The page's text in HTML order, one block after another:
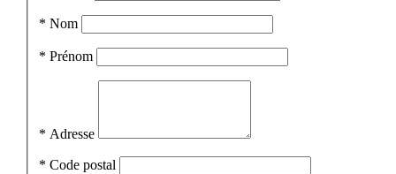
* Nom
* Prénom
* Adresse
* Code postal